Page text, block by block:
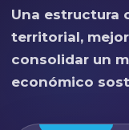
Una estructura
territorial,
consolidar un
económico